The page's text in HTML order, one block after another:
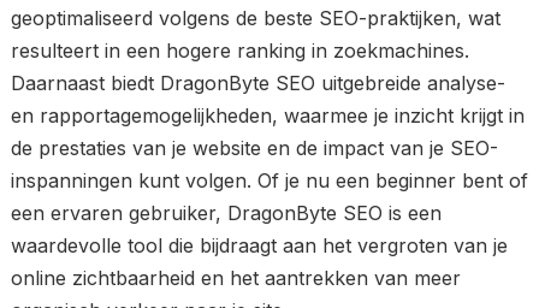
geoptimaliseerd volgens de beste SEO-praktijken, wat
resulteert in een hogere ranking in zoekmachines.
Daarnaast biedt DragonByte SEO uitgebreide analyse-
en rapportagemogelijkheden, waarmee je inzicht krijgt in
de prestaties van je website en de impact van je SEO-
inspanningen kunt volgen. Of je nu een beginner bent of
een ervaren gebruiker, DragonByte SEO is een
waardevolle tool die bijdraagt aan het vergroten van je
online zichtbaarheid en het aantrekken van meer